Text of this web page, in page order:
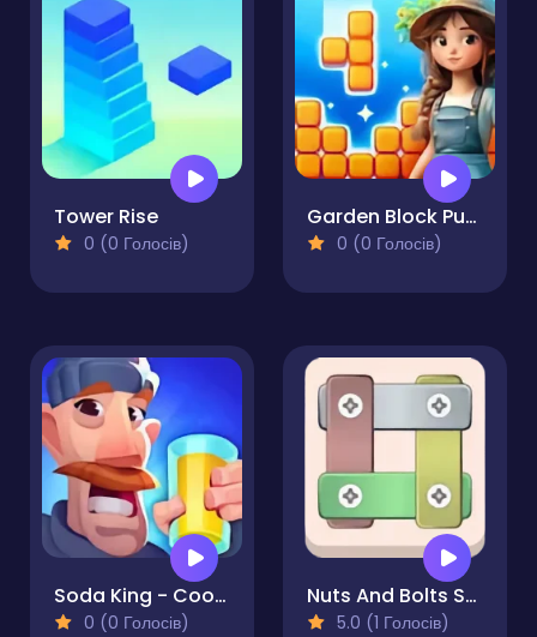
Tower Rise
0 (0 Голосів)
Garden Block Puzzle
0 (0 Голосів)
Soda King - Cooking Rush
0 (0 Голосів)
Nuts And Bolts Screw Puzzle
5.0 (1 Голосів)